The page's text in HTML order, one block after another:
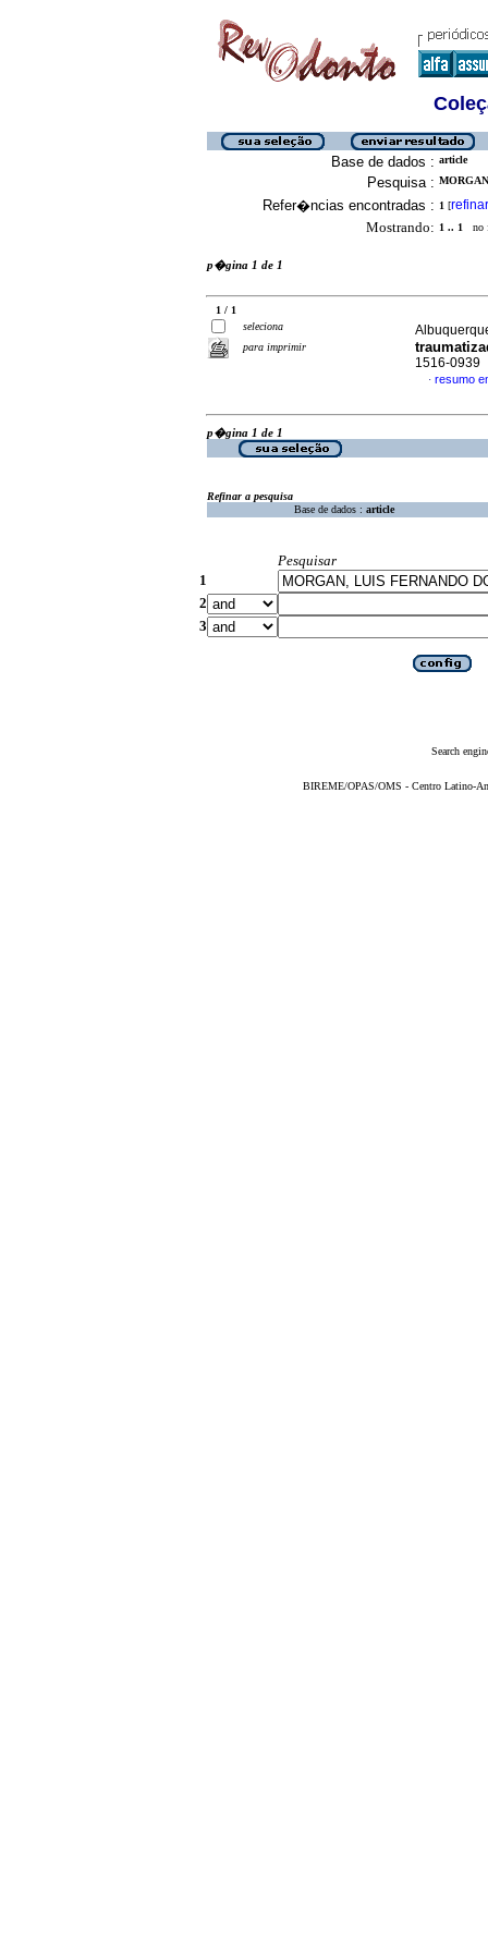
Base de dados : article
Pesquisa :
Refer�ncias encontradas : 1 [refinar
Mostrando: 1 .. 1 no
p�gina 1 de 1
1 / 1
seleciona
para imprimir
1516-0939
· resumo
p�gina 1 de 1
Refinar a pesquisa
Base de dados : article
Pesquisar
1
2
3
Search
BIREME/OPAS/OMS - Centro Latino-